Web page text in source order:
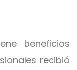
beneficios
recibió